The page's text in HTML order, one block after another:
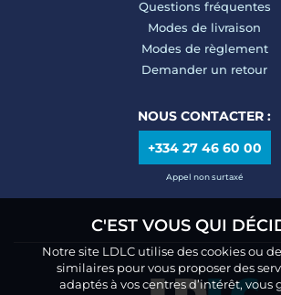
Questions fréquentes
Modes de livraison
Modes de règlement
Demander un retour
NOUS CONTACTER :
+334 27 46 60 00
Appel non surtaxé
C'EST VOUS QUI
Notre site LDLC utilise des cookies ou
similaires pour vous proposer des
adaptés à vos centres d’intérêt, vous